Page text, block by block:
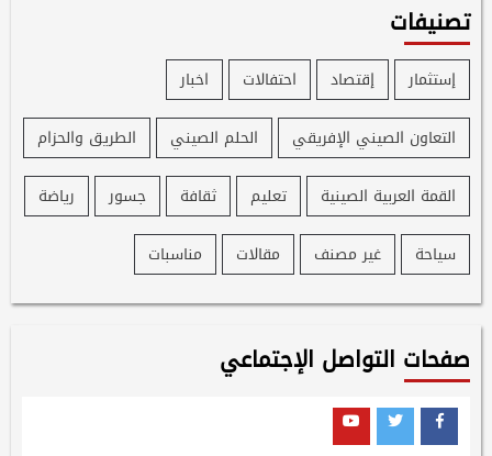
تصنيفات
إستثمار إقتصاد احتفالات
اخبار
التعاون الصيني الإفريقي
الحلم الصيني
الطريق والحزام
القمة العربية الصينية
تعليم ثقافة جسور
رياضة
سياحة
غير مصنف مقالات مناسبات
صفحات التواصل الإجتماعي
Facebook
Twitter
Youtube